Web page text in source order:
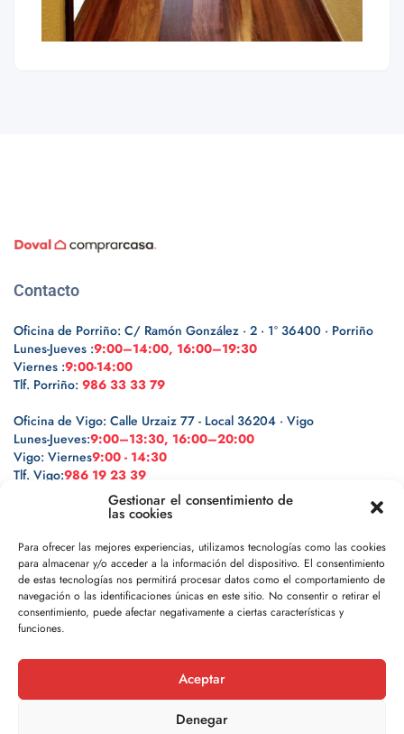
Gestionar el consentimiento de
las cookies
Para ofrecer las mejores experiencias, utilizamos tecnologías como las cookies
para almacenar y/o acceder a la información del dispositivo. El consentimiento
de estas tecnologías nos permitirá procesar datos como el comportamiento de
navegación o las identificaciones únicas en este sitio. No consentir o retirar el
consentimiento, puede afectar negativamente a ciertas características y
funciones.
Aceptar
Denegar
Contacto
Oficina de Porriño: C/ Ramón González · 2 · 1º 36400 · Porriño
Lunes-Jueves :9:00–14:00, 16:00–19:30
Viernes :9:00-14:00
Tlf. Porriño: 986 33 33 79
Oficina de Vigo: Calle Urzaiz 77 - Local 36204 · Vigo
Lunes-Jueves:9:00–13:30, 16:00–20:00
Vigo: Viernes9:00 - 14:30
Tlf. Vigo:986 19 23 39
Legal
Política de privacidad